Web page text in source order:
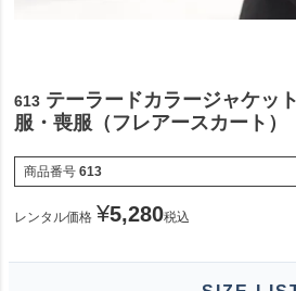
613 テーラードカラージャケッ
服・喪服（フレアースカート）
商品番号 613
レンタル価格 ¥5,280税込